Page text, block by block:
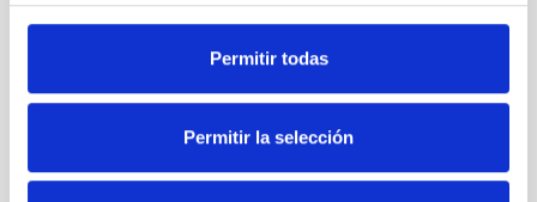
Permitir todas
Permitir la selección
Mantente siempre al día de la información más
Email